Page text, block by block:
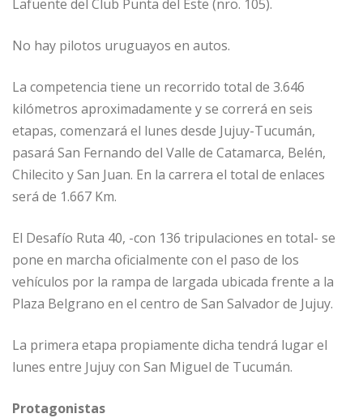
Lafuente del Club Punta del Este (nro. 105).
No hay pilotos uruguayos en autos.
La competencia tiene un recorrido total de 3.646
kilómetros aproximadamente y se correrá en seis
etapas, comenzará el lunes desde Jujuy-Tucumán,
pasará San Fernando del Valle de Catamarca, Belén,
Chilecito y San Juan. En la carrera el total de enlaces
será de 1.667 Km.
El Desafío Ruta 40, -con 136 tripulaciones en total- se
pone en marcha oficialmente con el paso de los
vehículos por la rampa de largada ubicada frente a la
Plaza Belgrano en el centro de San Salvador de Jujuy.
La primera etapa propiamente dicha tendrá lugar el
lunes entre Jujuy con San Miguel de Tucumán.
Protagonistas